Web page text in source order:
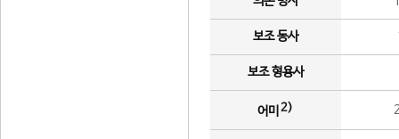
보조 동사
보조 형용사
어미 2)